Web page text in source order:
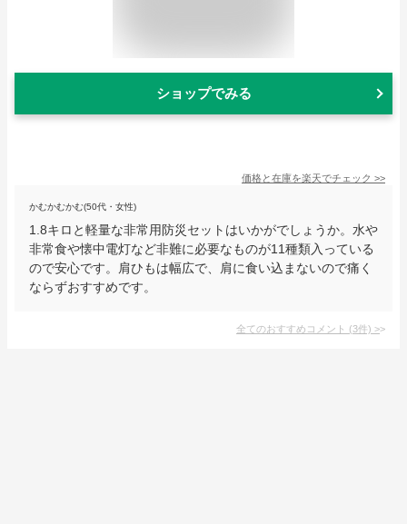
ショップでみる
価格と在庫を楽天でチェック >>
かむかむかむ(50代・女性)
1.8キロと軽量な非常用防災セットはいかがでしょうか。水や
非常食や懐中電灯など非難に必要なものが11種類入っている
ので安心です。肩ひもは幅広で、肩に食い込まないので痛く
ならずおすすめです。
全てのおすすめコメント (3件) >